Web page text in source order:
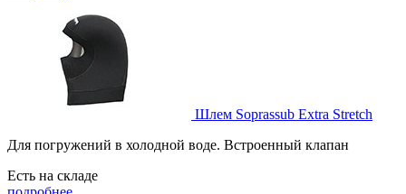
Шлем Soprassub Extra Stretch
Для погружений в холодной воде. Встроенный клапан
Есть на складе